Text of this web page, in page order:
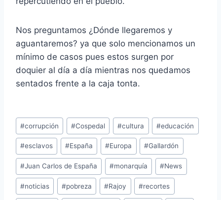
Nos preguntamos ¿Dónde llegaremos y
aguantaremos? ya que solo mencionamos un
mínimo de casos pues estos surgen por
doquier al día a día mientras nos quedamos
sentados frente a la caja tonta.
Etiquetas
de
la
entrada:
#corrupción #Cospedal #cultura #educación
#esclavos #España #Europa #Gallardón
#Juan Carlos de España #monarquía #News
#noticias #pobreza #Rajoy #recortes